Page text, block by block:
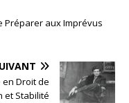
Préparer aux Imprévus
en Droit de
et Stabilité